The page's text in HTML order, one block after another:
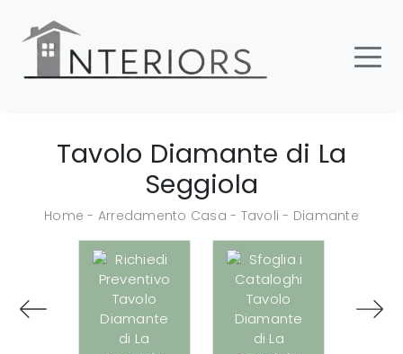
Tavolo Diamante di La
Seggiola
Home - Arredamento Casa - Tavoli - Diamante